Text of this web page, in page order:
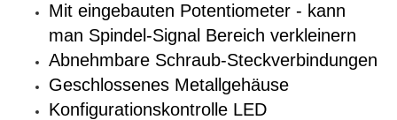
Mit eingebauten Potentiometer - kann
man Spindel-Signal Bereich verkleinern
Abnehmbare Schraub-Steckverbindungen
Geschlossenes Metallgehäuse
Konfigurationskontrolle LED